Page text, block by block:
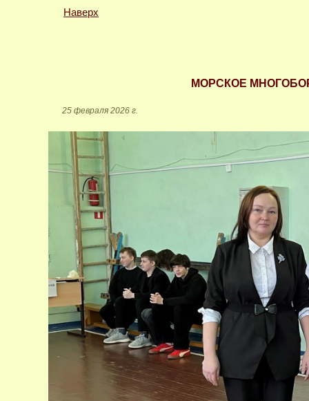
Наверх
МОРСКОЕ
25 февраля 2026 г.